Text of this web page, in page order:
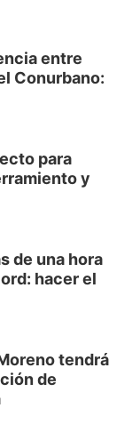
entre
Conurbano:
para
y
de una hora
hacer el
tendrá
de